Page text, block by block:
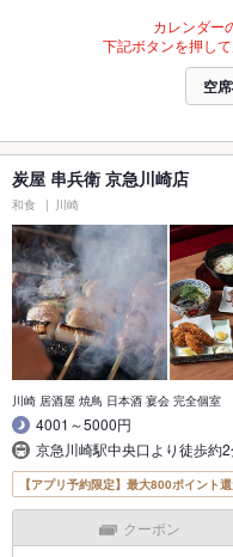
カレンダー
下記ボタンを押し
空
炭屋 串兵衛 京急川崎店
和食 川崎
川崎 居酒屋 焼鳥 日本酒 宴会 完全個室
4001～5000円
京急川崎駅中央口より徒歩約
【アプリ予約限定】最大800ポイント
クーポン